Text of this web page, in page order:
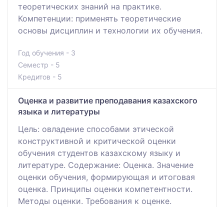
теоретических знаний на практике.
Компетенции: применять теоретические
основы дисциплин и технологии их обучения.
Год обучения - 3
Семестр - 5
Кредитов - 5
Оценка и развитие преподавания казахского
языка и литературы
Цель: овладение способами этической
конструктивной и критической оценки
обучения студентов казахскому языку и
литературе. Содержание: Оценка. Значение
оценки обучения, формирующая и итоговая
оценка. Принципы оценки компетентности.
Методы оценки. Требования к оценке.